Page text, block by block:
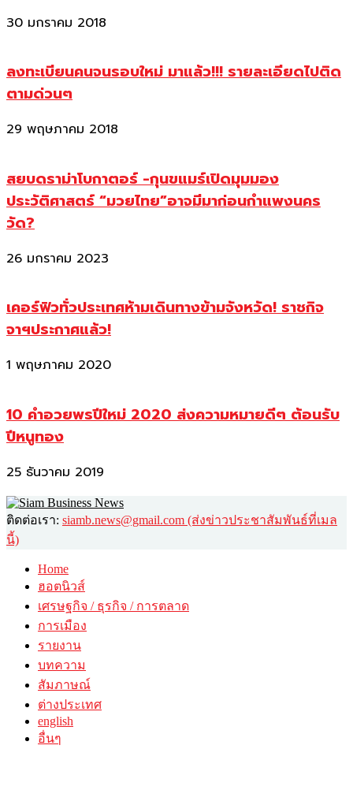
30 มกราคม 2018
ลงทะเบียนคนจนรอบใหม่ มาแล้ว!!! รายละเอียดไปติด
ตามด่วนๆ
29 พฤษภาคม 2018
สยบดราม่าโบกาตอร์ -กุนขแมร์เปิดมุมมอง
ประวัติศาสตร์ “มวยไทย”อาจมีมาก่อนกำแพงนคร
วัด?
26 มกราคม 2023
เคอร์ฟิวทั่วประเทศห้ามเดินทางข้ามจังหวัด! ราชกิจ
จาฯประกาศแล้ว!
1 พฤษภาคม 2020
10 คำอวยพรปีใหม่ 2020 ส่งความหมายดีๆ ต้อนรับ
ปีหนูทอง
25 ธันวาคม 2019
ติดต่อเรา: siamb.news@gmail.com (ส่งข่าวประชาสัมพันธ์ที่เมล
นี้)
Home
ฮอตนิวส์
เศรษฐกิจ / ธุรกิจ / การตลาด
การเมือง
รายงาน
บทความ
สัมภาษณ์
ต่างประเทศ
english
อื่นๆ